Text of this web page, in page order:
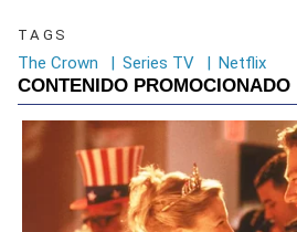
TAGS
The Crown | Series TV | Netflix